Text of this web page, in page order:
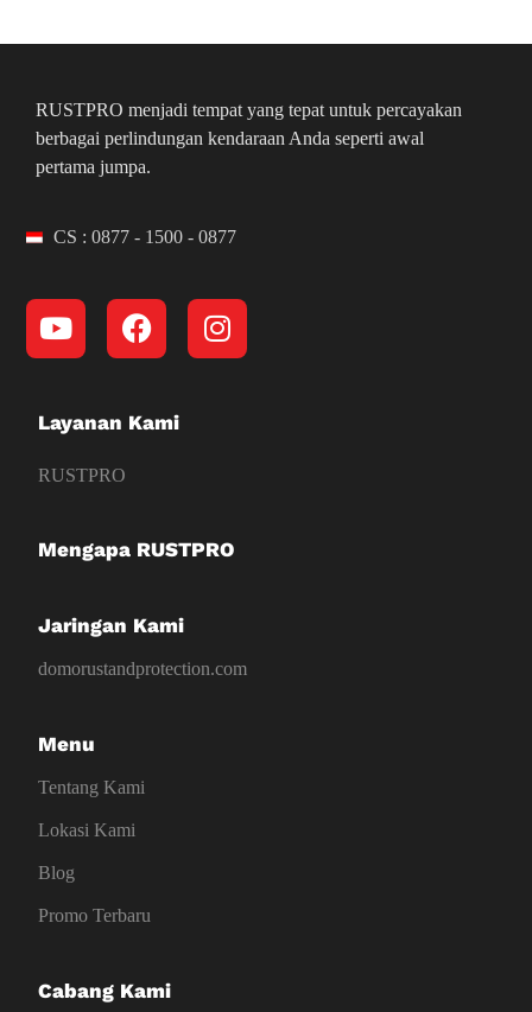
RUSTPRO menjadi tempat yang tepat untuk percayakan
berbagai perlindungan kendaraan Anda seperti awal
pertama jumpa.
CS : 0877 - 1500 - 0877
Layanan Kami
RUSTPRO
Mengapa RUSTPRO
Jaringan Kami
domorustandprotection.com
Menu
Tentang Kami
Lokasi Kami
Blog
Promo Terbaru
Cabang Kami